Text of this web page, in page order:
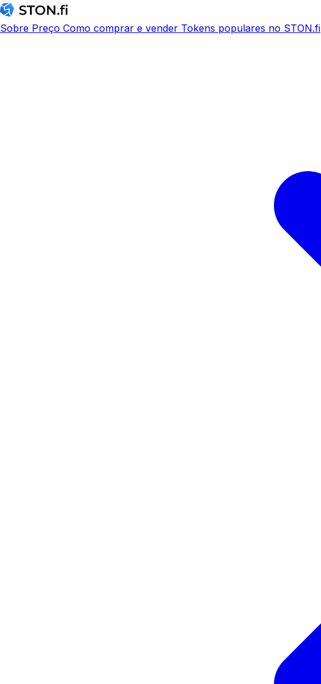
Sobre Preço Como comprar e vender Tokens populares no STON.fi